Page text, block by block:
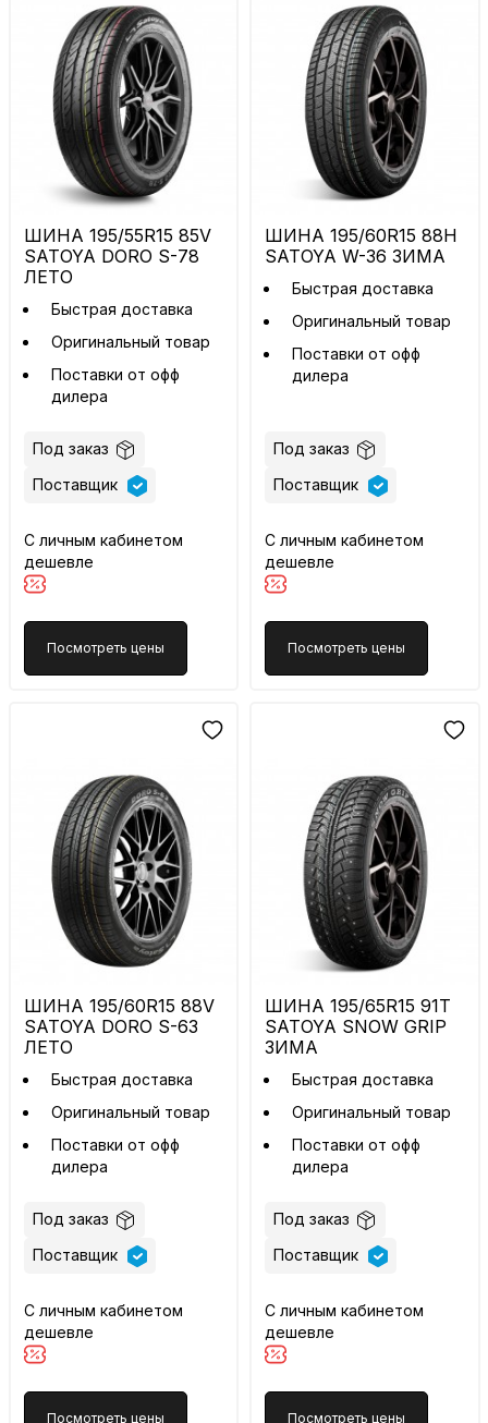
ШИНА 195/55R15 85V
SATOYA DORO S-78
ЛЕТО
Быстрая доставка
Оригинальный товар
Поставки от офф
дилера
Под заказ
Поставщик
С личным кабинетом
дешевле
Посмотреть цены
ШИНА 195/60R15 88H
SATOYA W-36 ЗИМА
Быстрая доставка
Оригинальный товар
Поставки от офф
дилера
Под заказ
Поставщик
С личным кабинетом
дешевле
Посмотреть цены
ШИНА 195/60R15 88V
SATOYA DORO S-63
ЛЕТО
Быстрая доставка
Оригинальный товар
Поставки от офф
дилера
Под заказ
Поставщик
С личным кабинетом
дешевле
Посмотреть цены
ШИНА 195/65R15 91T
SATOYA SNOW GRIP
ЗИМА
Быстрая доставка
Оригинальный товар
Поставки от офф
дилера
Под заказ
Поставщик
С личным кабинетом
дешевле
Посмотреть цены